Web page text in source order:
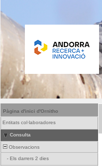
Pàgina d'inici d'Ornitho
Entitats col·laboradores
Consulta
Observacions
- Els darrers 2 dies